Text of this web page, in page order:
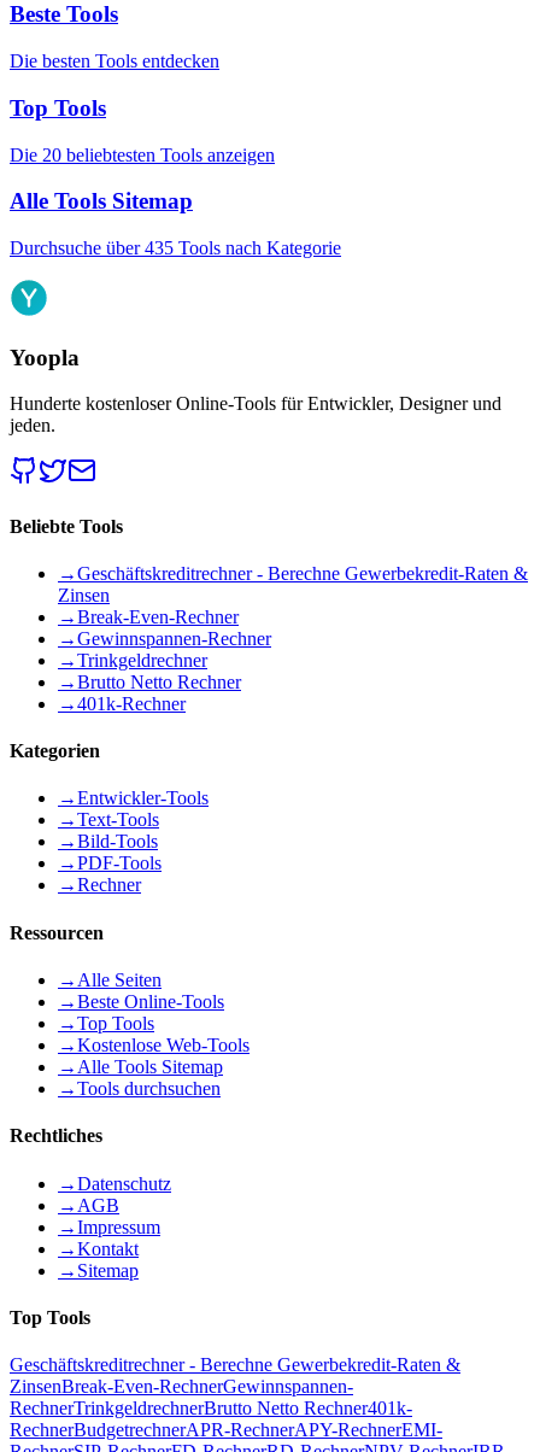
Beste Tools
Die besten Tools entdecken
Top Tools
Die 20 beliebtesten Tools anzeigen
Alle Tools Sitemap
Durchsuche über 435 Tools nach Kategorie
Yoopla
Hunderte kostenloser Online-Tools für Entwickler, Designer und
jeden.
Beliebte Tools
→Geschäftskreditrechner - Berechne Gewerbekredit-Raten &
Zinsen
→Break-Even-Rechner
→Gewinnspannen-Rechner
→Trinkgeldrechner
→Brutto Netto Rechner
→401k-Rechner
Kategorien
→Entwickler-Tools
→Text-Tools
→Bild-Tools
→PDF-Tools
→Rechner
Ressourcen
→ Alle Seiten
→Beste Online-Tools
→Top Tools
→Kostenlose Web-Tools
→ Alle Tools Sitemap
→Tools durchsuchen
Rechtliches
→Datenschutz
→ AGB
→Impressum
→Kontakt
→ Sitemap
Top Tools
Geschäftskreditrechner - Berechne Gewerbekredit-Raten &
ZinsenBreak-Even-RechnerGewinnspannen-
RechnerTrinkgeldrechnerBrutto Netto Rechner401k-
RechnerBudgetrechnerAPR-RechnerAPY-RechnerEMI-